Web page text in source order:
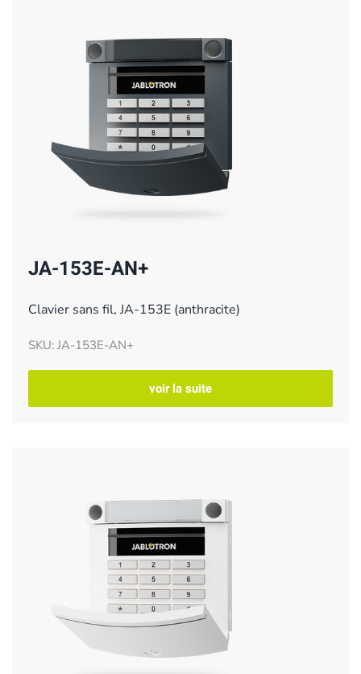
JA-153E-AN+
Clavier sans fil, JA-153E (anthracite)
SKU: JA-153E-AN+
voir la suite